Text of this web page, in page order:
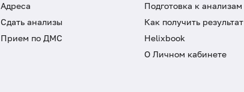
Адреса
Сдать анализы
Прием по ДМС
Подготовка к анализам
Как получить результат
Helixbook
О Личном кабинете